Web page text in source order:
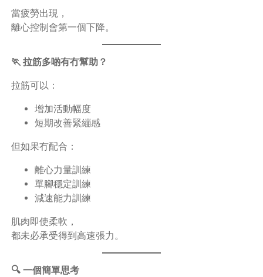
當疲勞出現，
離心控制會第一個下降。
🏃 拉筋多啲有冇幫助？
拉筋可以：
增加活動幅度
短期改善緊繃感
但如果冇配合：
離心力量訓練
單腳穩定訓練
減速能力訓練
肌肉即使柔軟，
都未必承受得到高速張力。
🔍 一個簡單思考